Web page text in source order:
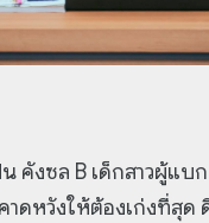
คังซล B เด็กสาวผู้แบ
ดหวังให้ต้องเก่งที่สุด